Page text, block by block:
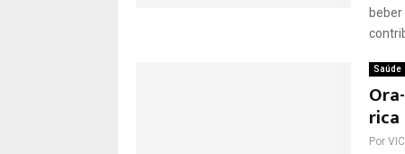
Saúde
rica
Por